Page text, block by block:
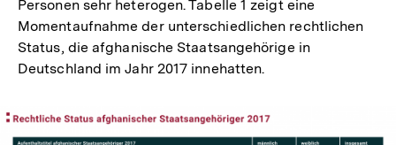
Personen sehr heterogen. Tabelle 1 zeigt eine
Momentaufnahme der unterschiedlichen rechtlichen
Status, die afghanische Staatsangehörige in
Deutschland im Jahr 2017 innehatten.